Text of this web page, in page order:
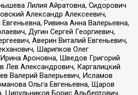
Лилия Айратовна, Сидорович
Александр Алексеевич,
Ривина Анна Валерьевна,
Дугин Сергей Георгиевич,
Аверин Виталий Евгеньевич,
Шарипков Олег
Ароновна, Шведов Григорий
Лев Александрович, Каргалицкий
Валерий Валерьевич, Исламов
Ольга Евгеньевна, Щаров
Цирульников Борис Альбертович,